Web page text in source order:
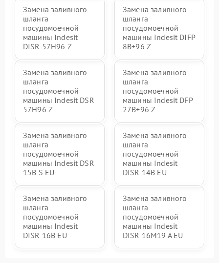
Замена заливного
шланга
посудомоечной
машины Indesit
DISR 57H96 Z
Замена заливного
шланга
посудомоечной
машины Indesit DIFP
8B+96 Z
Замена заливного
шланга
посудомоечной
машины Indesit DSR
57H96 Z
Замена заливного
шланга
посудомоечной
машины Indesit DFP
27B+96 Z
Замена заливного
шланга
посудомоечной
машины Indesit DSR
15B S EU
Замена заливного
шланга
посудомоечной
машины Indesit
DISR 14B EU
Замена заливного
шланга
посудомоечной
машины Indesit
DISR 16B EU
Замена заливного
шланга
посудомоечной
машины Indesit
DISR 16M19 A EU